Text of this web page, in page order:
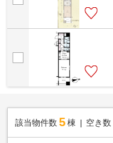
該当物件数 5棟 空き数